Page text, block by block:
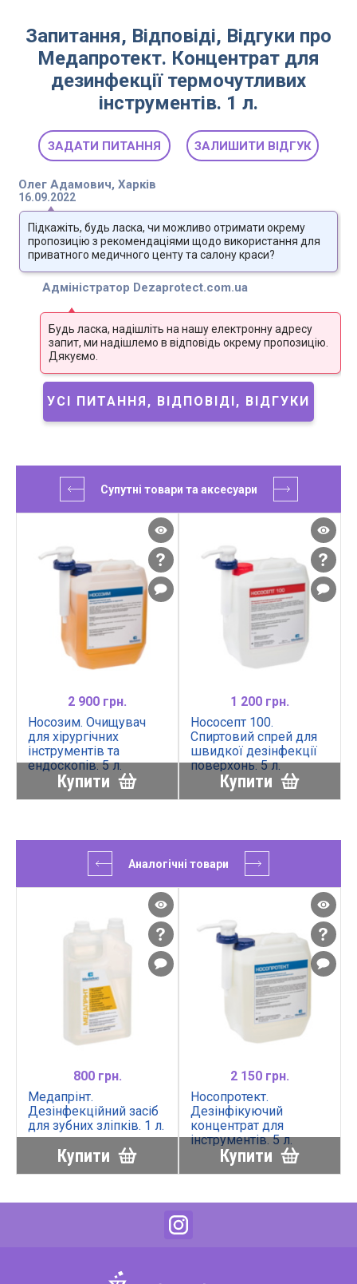
Запитання, Відповіді, Відгуки про
Медапротект. Концентрат для
дезинфекції термочутливих
інструментів. 1 л.
ЗАДАТИ ПИТАННЯ ЗАЛИШИТИ ВІДГУК
Олег Адамович, Харків
16.09.2022
Підкажіть, будь ласка, чи можливо отримати окрему
пропозицію з рекомендаціями щодо використання для
приватного медичного центу та салону краси?
Адміністратор Dezaprotect.com.ua
Будь ласка, надішліть на нашу електронну адресу
запит, ми надішлемо в відповідь окрему пропозицію.
Дякуємо.
УСІ ПИТАННЯ, ВІДПОВІДІ, ВІДГУКИ
Супутні товари та аксесуари
Купити
2 900 грн.
Носозим. Очищувач
для хірургічних
інструментів та
ендоскопів. 5 л.
Купити
1 200 грн.
Нососепт 100.
Спиртовий спрей для
швидкої дезінфекції
поверхонь. 5 л.
Аналогічні товари
Купити
800 грн.
Медапрінт.
Дезінфекційний засіб
для зубних зліпків. 1 л.
Купити
2 150 грн.
Носопротект.
Дезінфікуючий
концентрат для
інструментів. 5 л.